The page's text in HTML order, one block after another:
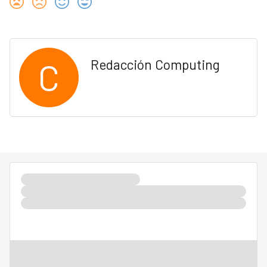
C Redacción Computing